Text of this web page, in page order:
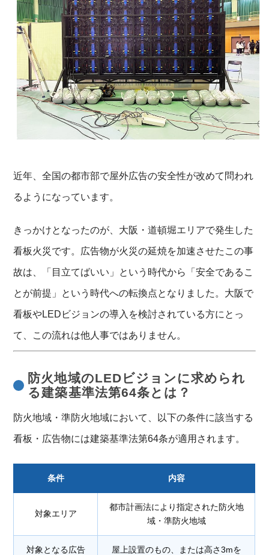
近年、全国の都市部で屋外広告の安全性が改めて問われ
るようになっています。
きっかけとなったのが、大阪・道頓堀エリアで発生した
看板火災です。広告物が火災の延焼を加速させたこの事
故は、「目立てばいい」という時代から「安全であるこ
とが前提」という時代への転換点となりました。大阪で
看板やLEDビジョンの導入を検討されている方にとっ
て、この流れは他人事ではありません。
防火地域のLEDビジョンに求められ
る建築基準法第64条とは？
防火地域・準防火地域において、以下の条件に該当する
看板・広告物には建築基準法第64条が適用されます。
条件 内容
対象エリア
都市計画法により指定された防火地
域・準防火地域
対象となる広告
屋上設置のもの、または高さ3mを